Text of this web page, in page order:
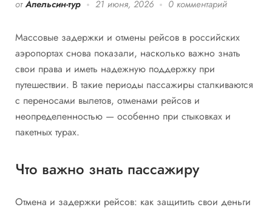
от Апельсин-тур 21 июня, 2026 0 комментарий
Массовые задержки и отмены рейсов в российских
аэропортах снова показали, насколько важно знать
свои права и иметь надежную поддержку при
путешествии. В такие периоды пассажиры сталкиваются
с переносами вылетов, отменами рейсов и
неопределенностью — особенно при стыковках и
пакетных турах.
Что важно знать пассажиру
Отмена и задержки рейсов: как защитить свои деньги